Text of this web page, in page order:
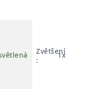
Zvětšení
:
1x